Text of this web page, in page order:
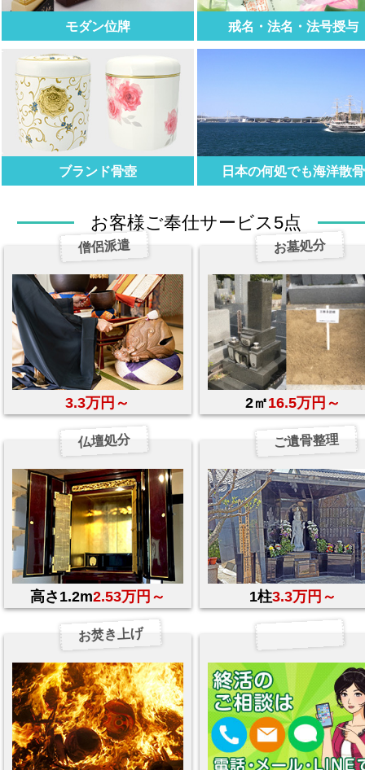
モダン位牌 戒名・法名・法号授与
ブランド骨壺 日本の何処でも海洋散骨
お客様ご奉仕サービス5点
僧侶派遣
3.3万円～
お墓処分
2㎡16.5万円～
仏壇処分
高さ1.2m2.53万円～
ご遺骨整理
1柱3.3万円～
お焚き上げ